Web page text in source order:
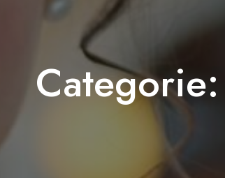
Categorie: